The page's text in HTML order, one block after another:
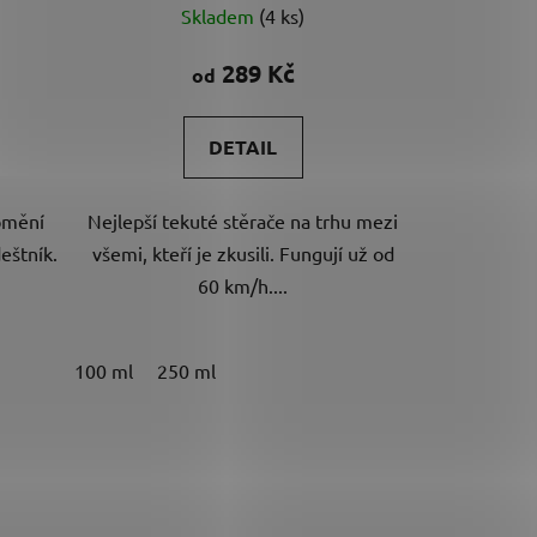
hodnocení
produktu
5,0
z
hvězdiček.
Skladem (4 ks)
od 289 Kč
DETAIL
Nejlepší tekuté stěrače na trhu mezi
všemi, kteří je zkusili. Fungují už od
60 km/h....
100 ml 250 ml